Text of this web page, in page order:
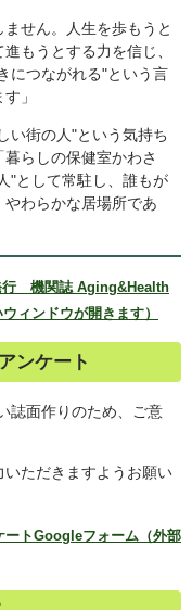
せん。人生を歩もうと
もうとする力を信じ、
につながれる"という言
」
い街の人"という気持ち
らしの保健室かわさ
"として常駐し、誰もが
わらかな居場所であ
行 機関誌 Aging&Health
ィンドウが開きます）
ンケート
誌面作りのため、ご意
ただきますようお願い
ートGoogleフォーム（外部